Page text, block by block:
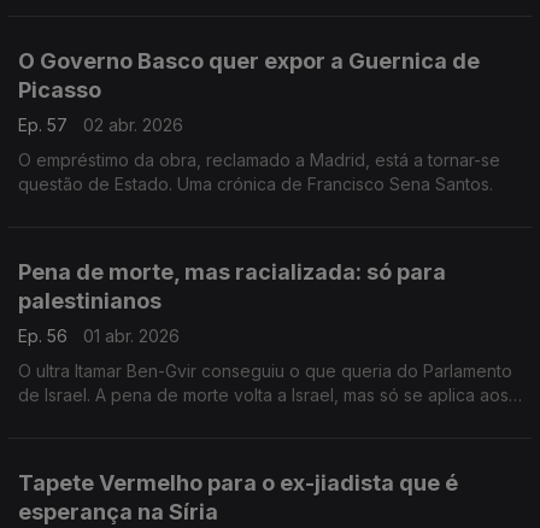
O Governo Basco quer expor a Guernica de
Picasso
Ep. 57
02 abr. 2026
O empréstimo da obra, reclamado a Madrid, está a tornar-se
questão de Estado. Uma crónica de Francisco Sena Santos.
Pena de morte, mas racializada: só para
palestinianos
Ep. 56
01 abr. 2026
O ultra Itamar Ben-Gvir conseguiu o que queria do Parlamento
de Israel. A pena de morte volta a Israel, mas só se aplica aos
Tapete Vermelho para o ex-jiadista que é
esperança na Síria